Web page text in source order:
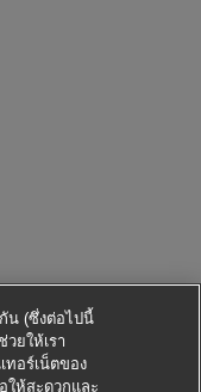
น (ซึ่งต่อไปนี้
ยให้เรา
ทอร์เน็ตของ
ให้สะดวกและ